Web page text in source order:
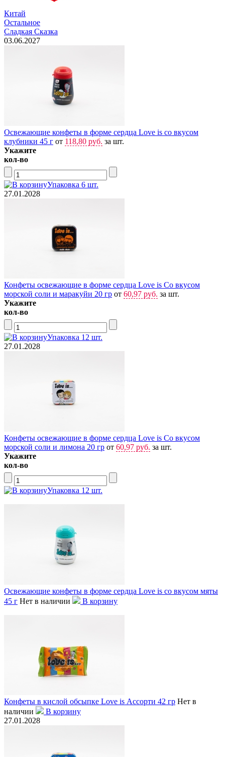
Китай
Остальное
Сладкая Сказка
03.06.2027
Освежающие конфеты в форме сердца Love is со вкусом
клубники 45 г от 118,80 руб. за шт.
Укажите
кол-во
Упаковка 6 шт.
27.01.2028
Конфеты освежающие в форме сердца Love is Со вкусом
морской соли и маракуйи 20 гр от 60,97 руб. за шт.
Укажите
кол-во
Упаковка 12 шт.
27.01.2028
Конфеты освежающие в форме сердца Love is Со вкусом
морской соли и лимона 20 гр от 60,97 руб. за шт.
Укажите
кол-во
Упаковка 12 шт.
Освежающие конфеты в форме сердца Love is со вкусом мяты
45 г Нет в наличии В корзину
Конфеты в кислой обсыпке Love is Ассорти 42 гр Нет в
наличии
В корзину
27.01.2028